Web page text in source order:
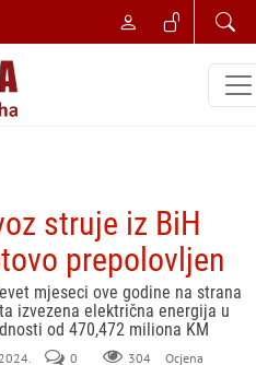
struje iz BiH
prepolovljen
mjeseci ove godine na strana
izvezena električna energija u
od 470,472 miliona KM
0 304
Ocjena